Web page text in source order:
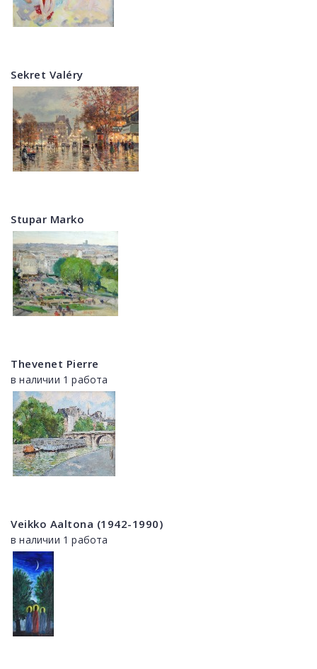
Sekret Valéry
Stupar Marko
Thevenet Pierre
в наличии 1 работа
Veikko Aaltona (1942-1990)
в наличии 1 работа